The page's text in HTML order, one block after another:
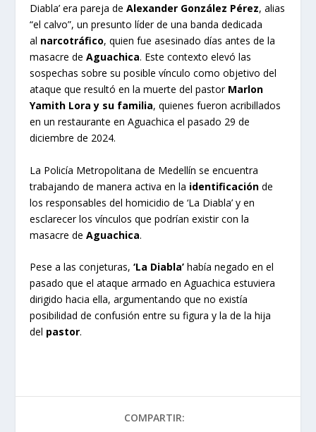
Diabla’ era pareja deAlexander González Pérez, alias
“el calvo”, un presunto líder de una banda dedicada
al narcotráfico, quien fue asesinado días antes de la
masacre deAguachica. Este contexto elevó las
sospechas sobre su posible vínculo como objetivo del
ataque que resultó en la muerte del pastor Marlon
Yamith Lora y su familia, quienes fueron acribillados
en un restaurante en Aguachica el pasado 29 de
diciembre de 2024.
La Policía Metropolitana de Medellín se encuentra
trabajando de manera activa en la identificaciónde
los responsables del homicidio de ‘La Diabla’ y en
esclarecer los vínculos que podrían existir con la
masacre deAguachica.
Pese a las conjeturas,‘La Diabla’ había negado en el
pasado que el ataque armado en Aguachica estuviera
dirigido hacia ella, argumentando que no existía
posibilidad de confusión entre su figura y la de la hija
del pastor.
COMPARTIR: